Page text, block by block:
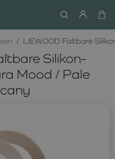
Silikon-
Mood / Pale
LIEWOOD Faltbare